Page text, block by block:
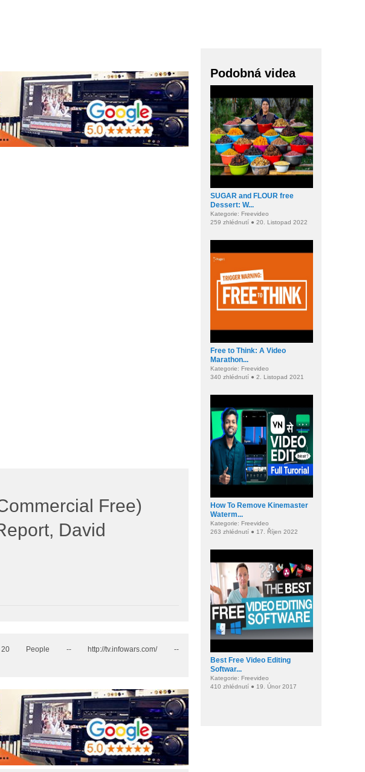
Free)
David
People -- http://tv.infowars.com/ --
Podobná videa
SUGAR and FLOUR free
Dessert: W...
Kategorie: Freevideo
259 zhlédnutí ● 20. Listopad 2022
Free to Think: A Video
Marathon...
Kategorie: Freevideo
340 zhlédnutí ● 2. Listopad 2021
How To Remove Kinemaster
Waterm...
Kategorie: Freevideo
263 zhlédnutí ● 17. Říjen 2022
Best Free Video Editing
Softwar...
Kategorie: Freevideo
410 zhlédnutí ● 19. Únor 2017